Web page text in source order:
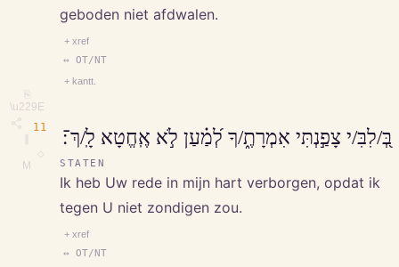
⎘
\u229E
M
geboden niet afdwalen.
+ xref
↔ OT/NT
+ kantt.
11 בְּ֭/לִבִּ/י צָפַ֣נְתִּי אִמְרָתֶ֑/ךָ לְ֝מַ֗עַן לֹ֣א אֶֽחֱטָא לָֽ/ךְ־׃
STATEN
Ik heb Uw rede in mijn hart verborgen, opdat ik
tegen U niet zondigen zou.
+ xref
↔ OT/NT